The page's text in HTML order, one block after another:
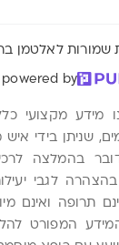
שמורות לאלטמן
powered by
מידע מקצועי
שניתן בידי
בהמלצה
לגבי
תרופה ואינם
המפורט